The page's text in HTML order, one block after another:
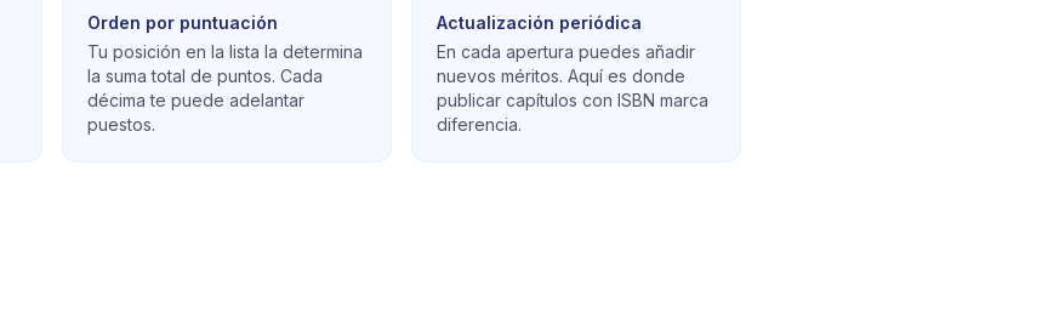
Orden por puntuación
Tu posición en la lista la determina
la suma total de puntos. Cada
décima te puede adelantar
puestos.
Actualización periódica
En cada apertura puedes añadir
nuevos méritos. Aquí es donde
publicar capítulos con ISBN marca
diferencia.